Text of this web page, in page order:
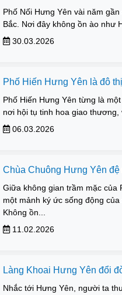
Phố Nối Hưng Yên vài năm
Bắc. Nơi đây không ồn ào như
30.03.2026
Phố Hiến Hưng Yên là đô
Phố Hiến Hưng Yên từng là
nơi hội tụ tinh hoa giao
06.03.2026
Chùa Chuông Hưng Yên
Giữa không gian trầm mặc của
một mảnh ký ức sống động
Không ồn...
11.02.2026
Làng Khoai Hưng Yên​ đổi
Nhắc tới Hưng Yên, người ta